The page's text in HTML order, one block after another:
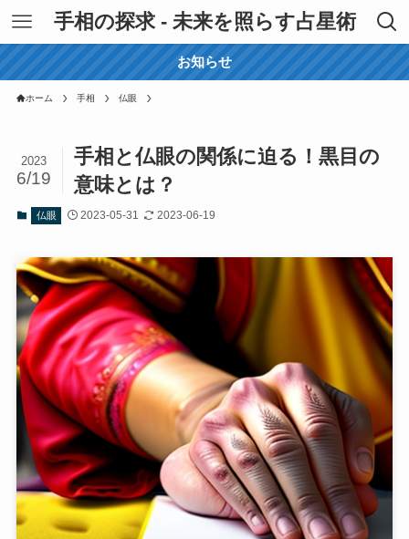
手相の探求 - 未来を照らす占星術
お知らせ
ホーム 手相 仏眼
手相と仏眼の関係に迫る！黒目の
意味とは？
2023
6/19
仏眼 2023-05-31 2023-06-19